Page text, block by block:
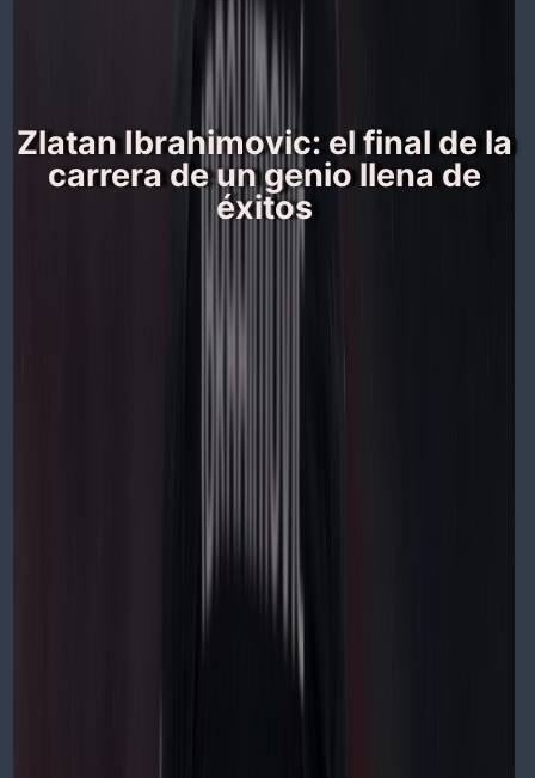
Zlatan Ibrahimovic: el final de la
carrera de un genio llena de
éxitos